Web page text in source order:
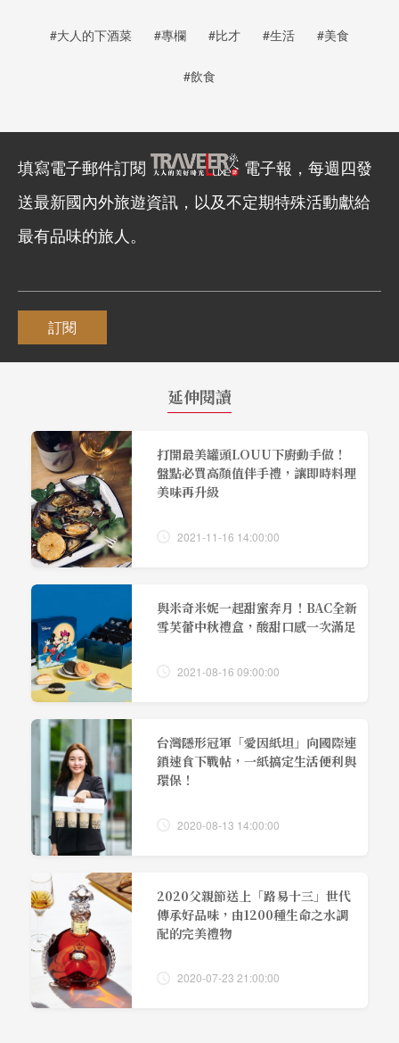
#大人的下酒菜 #專欄 #比才 #生活 #美食
#飲食
填寫電子郵件訂閱
電子報，每週四發
送最新國內外旅遊資訊，以及不定期特殊活動獻給
最有品味的旅人。
訂閱
延伸閱讀
打開最美罐頭LOUU下廚動手做！
盤點必買高顏值伴手禮，讓即時料理
美味再升級
2021-11-16 14:00:00
與米奇米妮一起甜蜜奔月！BAC全新
雪芙蕾中秋禮盒，酸甜口感一次滿足
2021-08-16 09:00:00
台灣隱形冠軍「愛因紙坦」向國際連
鎖速食下戰帖，一紙搞定生活便利與
環保！
2020-08-13 14:00:00
2020父親節送上「路易十三」世代
傳承好品味，由1200種生命之水調
配的完美禮物
2020-07-23 21:00:00